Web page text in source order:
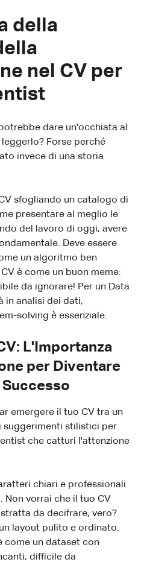
della
nel CV per
dare un'occhiata al
Forse perché
invece di una storia
sfogliando un catalogo di
presentare al meglio le
del lavoro di oggi, avere
Deve essere
un algoritmo ben
è come un buon meme:
da ignorare! Per un Data
in analisi dei dati,
solving è essenziale.
L'Importanza
per Diventare
Successo
emergere il tuo CV tra un
suggerimenti stilistici per
che catturi l'attenzione
chiari e professionali
Non vorrai che il tuo CV
da decifrare, vero?
layout pulito e ordinato.
come un dataset con
difficile da